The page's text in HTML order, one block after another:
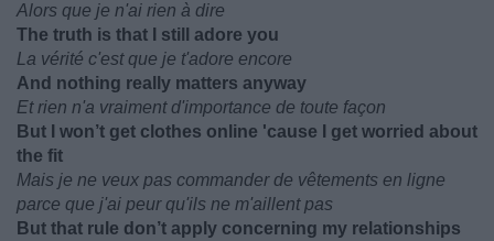
Alors que je n'ai rien à dire
The truth is that I still adore you
La vérité c'est que je t'adore encore
And nothing really matters anyway
Et rien n'a vraiment d'importance de toute façon
But I won’t get clothes online 'cause I get worried about
the fit
Mais je ne veux pas commander de vêtements en ligne
parce que j'ai peur qu'ils ne m'aillent pas
But that rule don’t apply concerning my relationships